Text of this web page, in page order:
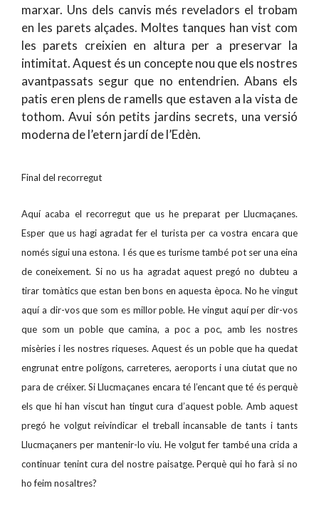
marxar. Uns dels canvis més reveladors el trobam
en les parets alçades. Moltes tanques han vist com
les parets creixien en altura per a preservar la
intimitat. Aquest és un concepte nou que els nostres
avantpassats segur que no entendrien. Abans els
patis eren plens de ramells que estaven a la vista de
tothom. Avui són petits jardins secrets, una versió
moderna de l’etern jardí de l’Edèn.
Final del recorregut
Aquí acaba el recorregut que us he preparat per Llucmaçanes.
Esper que us hagi agradat fer el turista per ca vostra encara que
només sigui una estona. I és que es turisme també pot ser una eina
de coneixement. Si no us ha agradat aquest pregó no dubteu a
tirar tomàtics que estan ben bons en aquesta època. No he vingut
aquí a dir-vos que som es millor poble. He vingut aquí per dir-vos
que som un poble que camina, a poc a poc, amb les nostres
misèries i les nostres riqueses. Aquest és un poble que ha quedat
engrunat entre polígons, carreteres, aeroports i una ciutat que no
para de créixer. Si Llucmaçanes encara té l’encant que té és perquè
els que hi han viscut han tingut cura d’aquest poble. Amb aquest
pregó he volgut reivindicar el treball incansable de tants i tants
Llucmaçaners per mantenir-lo viu. He volgut fer també una crida a
continuar tenint cura del nostre paisatge. Perquè qui ho farà si no
ho feim nosaltres?